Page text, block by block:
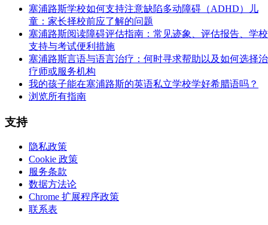
塞浦路斯学校如何支持注意缺陷多动障碍（ADHD）儿
童：家长择校前应了解的问题
塞浦路斯阅读障碍评估指南：常见迹象、评估报告、学校
支持与考试便利措施
塞浦路斯言语与语言治疗：何时寻求帮助以及如何选择治
疗师或服务机构
我的孩子能在塞浦路斯的英语私立学校学好希腊语吗？
浏览所有指南
支持
隐私政策
Cookie 政策
服务条款
数据方法论
Chrome 扩展程序政策
联系表